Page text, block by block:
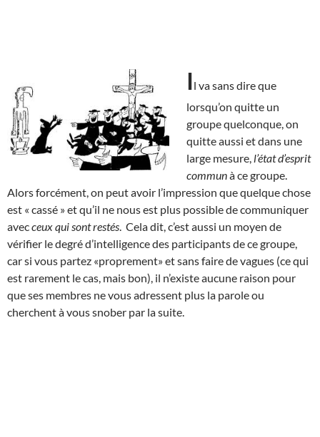
Il va sans dire que
lorsqu’on quitte un
groupe quelconque, on
quitte aussi et dans une
large mesure, l’état d’esprit
communà ce groupe.
Alors forcément, on peut avoir l’impression que quelque chose
est « cassé » et qu’il ne nous est plus possible de communiquer
avecceux qui sont restés . Cela dit, c’est aussi un moyen de
vérifier le degré d’intelligence des participants de ce groupe,
car si vous partez «proprement» et sans faire de vagues (ce qui
est rarement le cas, mais bon), il n’existe aucune raison pour
que ses membres ne vous adressent plus la parole ou
cherchent à vous snober par la suite.